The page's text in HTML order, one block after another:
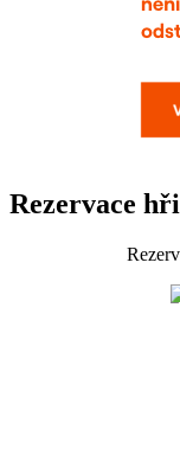
Rezervace